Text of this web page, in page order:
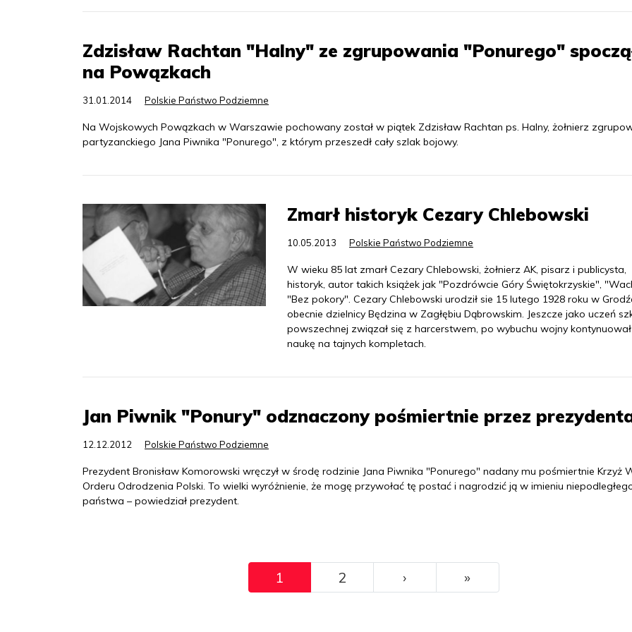
Zdzisław Rachtan "Halny" ze zgrupowania "Ponurego"
na Powązkach
31.01.2014 Polskie Państwo Podziemne
Na Wojskowych Powązkach w Warszawie pochowany został w piątek Zdzisław Rachtan ps. Halny, żołnierz
partyzanckiego Jana Piwnika "Ponurego", z którym przeszedł cały szlak bojowy.
Zmarł historyk Cezary Chlebowski
10.05.2013 Polskie Państwo Podziemne
W wieku 85 lat zmarł Cezary Chlebowski, żołnierz AK, pisarz i publicysta,
historyk, autor takich książek jak "Pozdrówcie Góry Świętokrzyskie",
"Bez pokory". Cezary Chlebowski urodził sie 15 lutego 1928 roku w
obecnie dzielnicy Będzina w Zagłębiu Dąbrowskim. Jeszcze jako uczeń
powszechnej związał się z harcerstwem, po wybuchu wojny kontynuował
naukę na tajnych kompletach.
Jan Piwnik "Ponury" odznaczony pośmiertnie przez
12.12.2012 Polskie Państwo Podziemne
Prezydent Bronisław Komorowski wręczył w środę rodzinie Jana Piwnika "Ponurego" nadany mu pośmiertnie Krzyż
Orderu Odrodzenia Polski. To wielki wyróżnienie, że mogę przywołać tę postać i nagrodzić ją w imieniu
państwa – powiedział prezydent.
1 2 ››› »Ostatni